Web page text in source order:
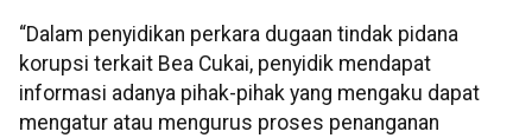
“Dalam penyidikan perkara dugaan tindak pidana
korupsi terkait Bea Cukai, penyidik mendapat
informasi adanya pihak-pihak yang mengaku dapat
mengatur atau mengurus proses penanganan